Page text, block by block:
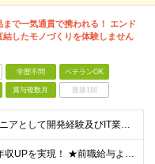
まで一気通貫で携われる！ エンド
結したモノづくりを体験しません
学歴不問 ベテランOK
賞与複数月 面接1回
■学歴不問 ■エンジニアとして開発経験及びIT業界でのマネジメント経験をお持ちの方 ≪こんな想いをお持ちの方にピッタリ≫ ◎大規模案件にマネジメントポジションとして携わりたい ◎今より収入もスキルも
★全員が前職より年収UPを実現！ ★前職給与より120％アップ実績あり ★前職給与を最大限に考慮 ★入社4年目で年収800万円の社員も在籍！ 年俸420万円～960万円（1/12を毎月支給）＋インセ